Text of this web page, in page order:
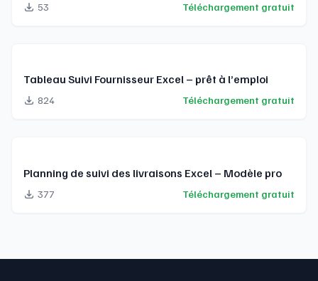
53 Téléchargement gratuit
Tableau Suivi Fournisseur Excel – prêt à l’emploi
824 Téléchargement gratuit
Planning de suivi des livraisons Excel – Modèle pro
377 Téléchargement gratuit